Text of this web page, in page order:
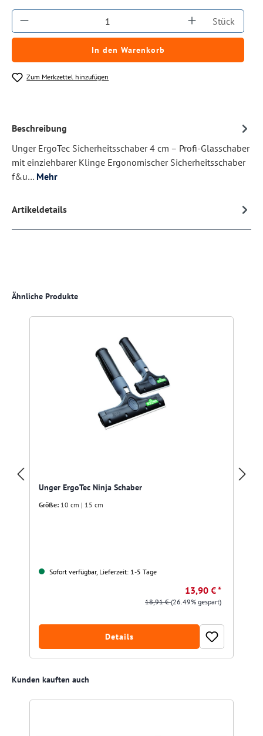
Produkt Anzahl: Gib den gewünschten
Stück
In den Warenkorb
Zum Merkzettel hinzufügen
Beschreibung
Unger ErgoTec Sicherheitsschaber 4 cm – Profi-Glasschaber
mit einziehbarer Klinge Ergonomischer Sicherheitsschaber
f&u… Mehr
Artikeldetails
Produktgalerie überspringen
Ähnliche Produkte
Unger ErgoTec Ninja Schaber
Größe: 10 cm | 15 cm
Sofort verfügbar, Lieferzeit: 1-5 Tage
13,90 € *
18,91 €(26.49% gespart)
Details
Produktgalerie überspringen
Kunden kauften auch